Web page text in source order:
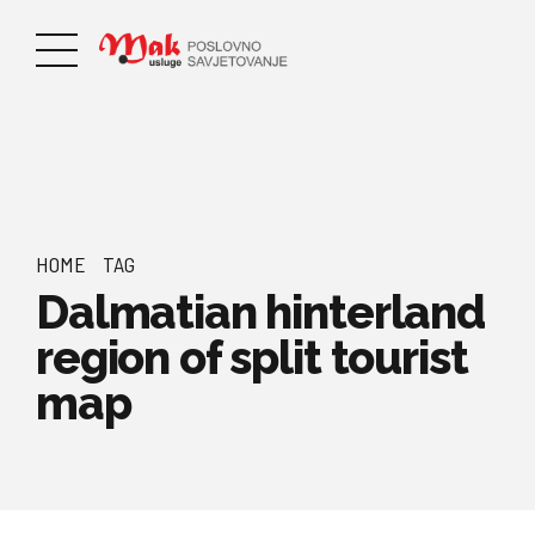
HOME TAG
Dalmatian hinterland
region of split tourist
map